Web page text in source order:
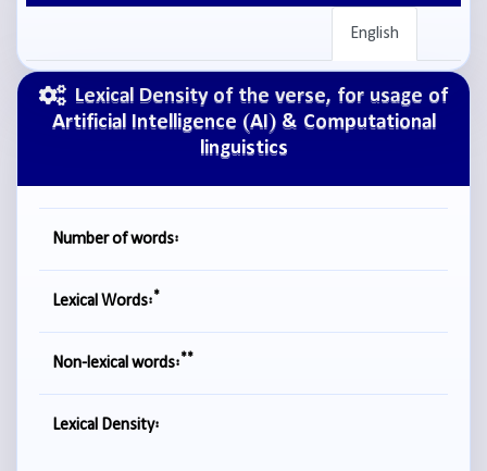
Lexical Density of the verse, for usage of
Artificial Intelligence (AI) & Computational
linguistics
Number of words:
Lexical Words:*
Non-lexical words:**
Lexical Density:
English